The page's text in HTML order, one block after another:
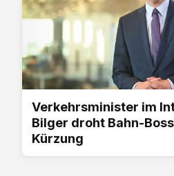
Verkehrsminister im
Bilger droht Bahn-
Kürzung